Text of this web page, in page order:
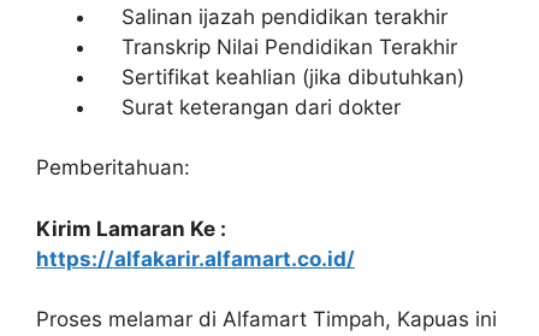
Salinan ijazah pendidikan terakhir
Transkrip Nilai Pendidikan Terakhir
Sertifikat keahlian (jika dibutuhkan)
Surat keterangan dari dokter
Pemberitahuan:
Kirim Lamaran Ke :
https://alfakarir.alfamart.co.id/
Proses melamar di Alfamart Timpah, Kapuas ini